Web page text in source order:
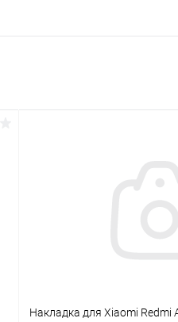
Накладка для Xiaomi Redmi